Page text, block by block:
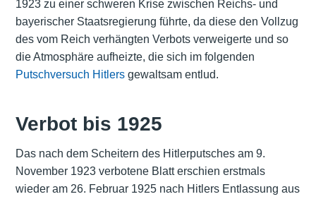
1923 zu einer schweren Krise zwischen Reichs- und
bayerischer Staatsregierung führte, da diese den Vollzug
des vom Reich verhängten Verbots verweigerte und so
die Atmosphäre aufheizte, die sich im folgenden
Putschversuch Hitlersgewaltsam entlud.
Verbot bis 1925
Das nach dem Scheitern des Hitlerputsches am 9.
November 1923 verbotene Blatt erschien erstmals
wieder am 26. Februar 1925 nach Hitlers Entlassung aus